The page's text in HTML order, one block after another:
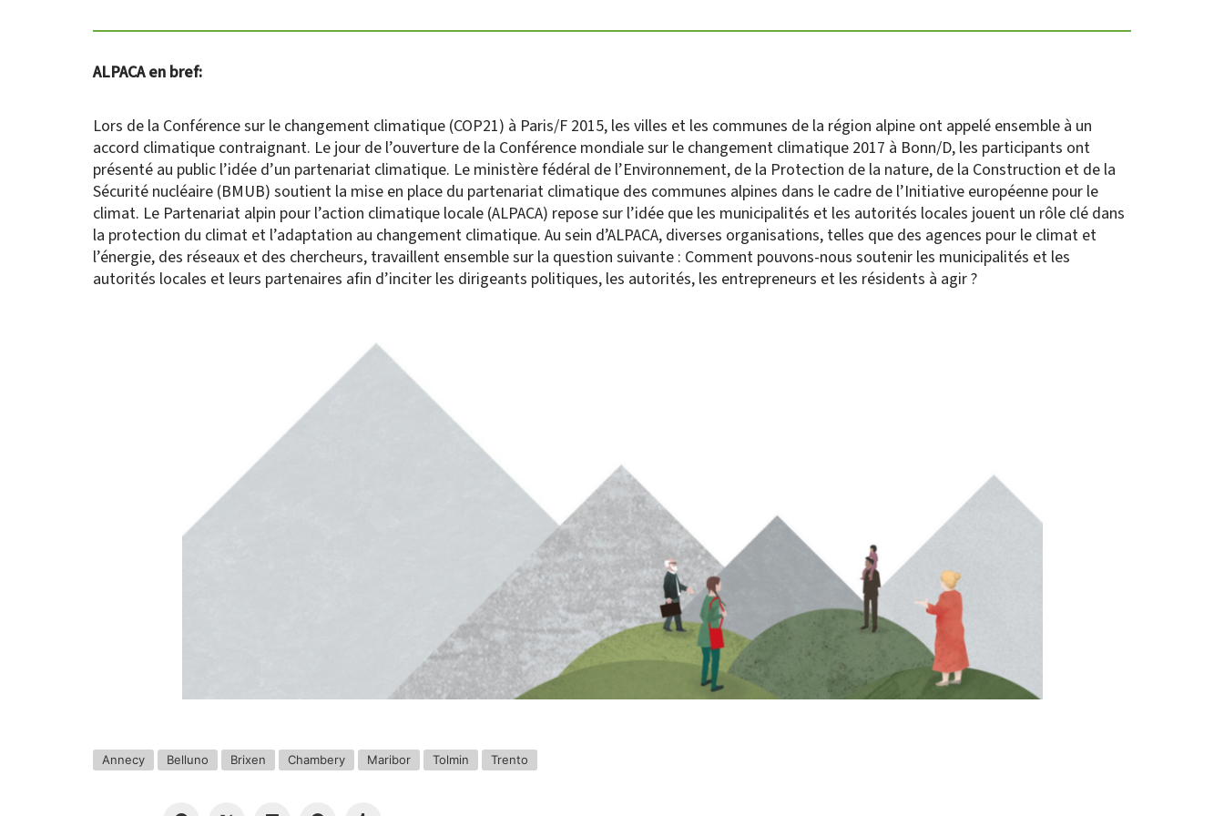
ALPACA en bref:
Lors de la Conférence sur le changement climatique (COP21) à Paris/F 2015, les villes et les communes de la région alpine ont appelé ensemble à un
accord climatique contraignant. Le jour de l’ouverture de la Conférence mondiale sur le changement climatique 2017 à Bonn/D, les participants ont
présenté au public l’idée d’un partenariat climatique. Le ministère fédéral de l’Environnement, de la Protection de la nature, de la Construction et de la
Sécurité nucléaire (BMUB) soutient la mise en place du partenariat climatique des communes alpines dans le cadre de l’Initiative européenne pour le
climat. Le Partenariat alpin pour l’action climatique locale (ALPACA) repose sur l’idée que les municipalités et les autorités locales jouent un rôle clé dans
la protection du climat et l’adaptation au changement climatique. Au sein d’ALPACA, diverses organisations, telles que des agences pour le climat et
l’énergie, des réseaux et des chercheurs, travaillent ensemble sur la question suivante : Comment pouvons-nous soutenir les municipalités et les
autorités locales et leurs partenaires afin d’inciter les dirigeants politiques, les autorités, les entrepreneurs et les résidents à agir ?
Annecy Belluno Brixen Chambery Maribor Tolmin Trento